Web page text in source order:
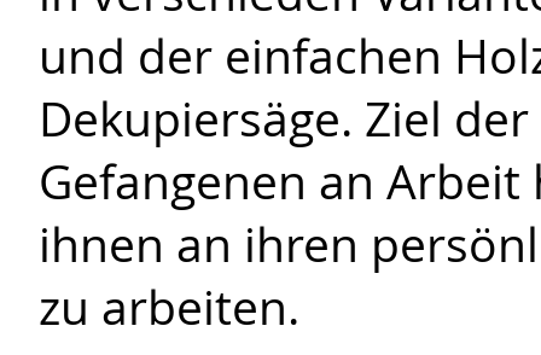
und der einfachen
Dekupiersäge. Ziel
Gefangenen an
ihnen an ihren
zu arbeiten.